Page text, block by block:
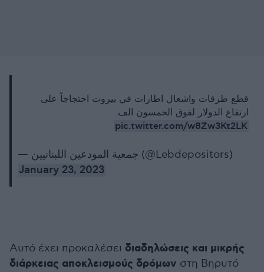
قطع طرقات واشعال اطارات في بيروت احتجاجاً على
ارتفاع الدولار لفوق الخمسون الف.
pic.twitter.com/w8Zw3Kt2LK
— جمعية المودعين اللبنانيين (@Lebdepositors)
January 23, 2023
Αυτό έχει προκαλέσει διαδηλώσεις και μικρής
διάρκειας αποκλεισμούς δρόμων στη Βηρυτό